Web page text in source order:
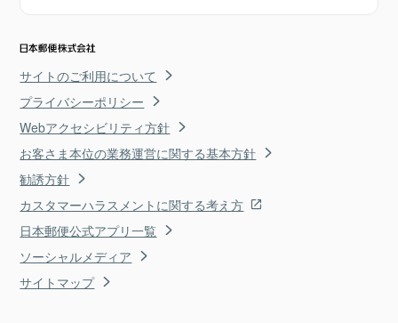
サイトのご利用について
プライバシーポリシー
Webアクセシビリティ方針
お客さま本位の業務運営に関する基本方針
勧誘方針
カスタマーハラスメントに関する考え方
日本郵便公式アプリ一覧
ソーシャルメディア
サイトマップ